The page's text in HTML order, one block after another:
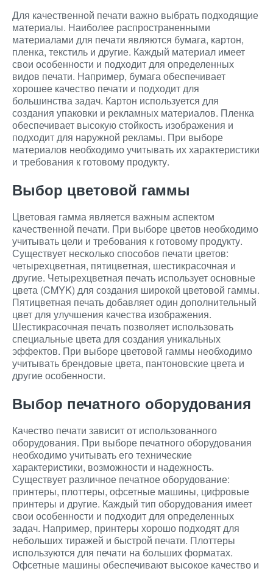
Для качественной печати важно выбрать подходящие
материалы. Наиболее распространенными
материалами для печати являются бумага, картон,
пленка, текстиль и другие. Каждый материал имеет
свои особенности и подходит для определенных
видов печати. Например, бумага обеспечивает
хорошее качество печати и подходит для
большинства задач. Картон используется для
создания упаковки и рекламных материалов. Пленка
обеспечивает высокую стойкость изображения и
подходит для наружной рекламы. При выборе
материалов необходимо учитывать их характеристики
и требования к готовому продукту.
Выбор цветовой гаммы
Цветовая гамма является важным аспектом
качественной печати. При выборе цветов необходимо
учитывать цели и требования к готовому продукту.
Существует несколько способов печати цветов:
четырехцветная, пятицветная, шестикрасочная и
другие. Четырехцветная печать использует основные
цвета (CMYK) для создания широкой цветовой гаммы.
Пятицветная печать добавляет один дополнительный
цвет для улучшения качества изображения.
Шестикрасочная печать позволяет использовать
специальные цвета для создания уникальных
эффектов. При выборе цветовой гаммы необходимо
учитывать брендовые цвета, пантоновские цвета и
другие особенности.
Выбор печатного оборудования
Качество печати зависит от использованного
оборудования. При выборе печатного оборудования
необходимо учитывать его технические
характеристики, возможности и надежность.
Существует различное печатное оборудование:
принтеры, плоттеры, офсетные машины, цифровые
принтеры и другие. Каждый тип оборудования имеет
свои особенности и подходит для определенных
задач. Например, принтеры хорошо подходят для
небольших тиражей и быстрой печати. Плоттеры
используются для печати на больших форматах.
Офсетные машины обеспечивают высокое качество и